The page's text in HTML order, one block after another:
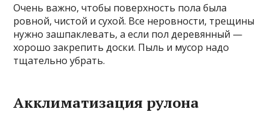
Очень важно, чтобы поверхность пола была
ровной, чистой и сухой. Все неровности, трещины
нужно зашпаклевать, а если пол деревянный —
хорошо закрепить доски. Пыль и мусор надо
тщательно убрать.
Акклиматизация рулона